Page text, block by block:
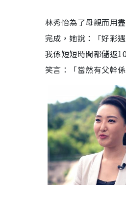
林秀怡為了母親而用
完成，她說：「好彩
我係短短時間都儲返
笑言：「當然有父幹